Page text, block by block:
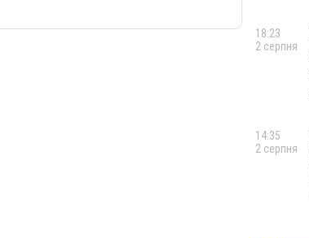
18:23
2 серпня
14:35
2 серпня